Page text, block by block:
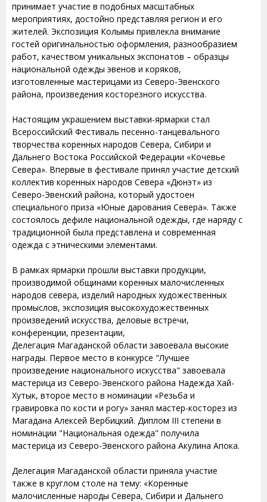
принимает участие в подобных масштабных
мероприятиях, достойно представляя регион и его
жителей. Экспозиция Колымы привлекла внимание
гостей оригинальностью оформления, разнообразием
работ, качеством уникальных экспонатов – образцы
национальной одежды эвенов и коряков,
изготовленные мастерицами из Северо-Эвенского
района, произведения косторезного искусства.
Настоящим украшением выставки-ярмарки стал
Всероссийский Фестиваль песенно-танцевального
творчества коренных народов Севера, Сибири и
Дальнего Востока Российской Федерации «Кочевье
Севера». Впервые в фестивале принял участие детский
коллектив коренных народов Севера «Дюнэт» из
Северо-Эвенский района, который удостоен
специального приза «Юные дарования Севера». Также
состоялось дефиле национальной одежды, где наряду с
традиционной была представлена и современная
одежда с этническими элементами.
В рамках ярмарки прошли выставки продукции,
производимой общинами коренных малочисленных
народов севера, изделий народных художественных
промыслов, экспозиция высокохудожественных
произведений искусства, деловые встречи,
конференции, презентации,
Делегация Магаданской области завоевала высокие
награды. Первое место в конкурсе "Лучшее
произведение национального искусства" завоевала
мастерица из Северо-Эвенского района Надежда Хай-
Хутык, второе место в номинации «Резьба и
гравировка по кости и рогу» занял мастер-косторез из
Магадана Алексей Вербицкий. Диплом III степени в
номинации "Национальная одежда" получила
мастерица из Северо-Эвенского района Акулина Апока.
Делегация Магаданской области приняла участие
также в круглом столе на тему: «Коренные
малочисленные народы Севера, Сибири и Дальнего